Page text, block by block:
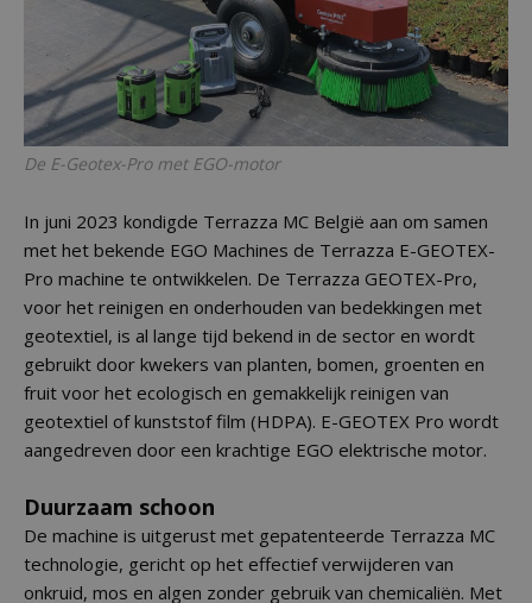
De E-Geotex-Pro met EGO-motor
In juni 2023 kondigde Terrazza MC België aan om samen
met het bekende EGO Machines de Terrazza E-GEOTEX-
Pro machine te ontwikkelen. De Terrazza GEOTEX-Pro,
voor het reinigen en onderhouden van bedekkingen met
geotextiel, is al lange tijd bekend in de sector en wordt
gebruikt door kwekers van planten, bomen, groenten en
fruit voor het ecologisch en gemakkelijk reinigen van
geotextiel of kunststof film (HDPA). E-GEOTEX Pro wordt
aangedreven door een krachtige EGO elektrische motor.
Duurzaam schoon
De machine is uitgerust met gepatenteerde Terrazza MC
technologie, gericht op het effectief verwijderen van
onkruid, mos en algen zonder gebruik van chemicaliën. Met